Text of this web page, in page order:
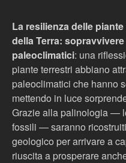
La resilienza delle
della Terra:
paleoclimatici: una
piante terrestri abbiano
paleoclimatici che hanno
mettendo in luce
Grazie alla palinologia —
fossili — saranno
geologico per arrivare a
riuscita a prosperare